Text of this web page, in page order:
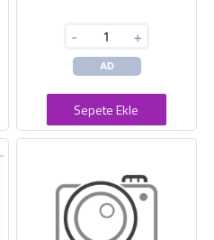
- +
AD
Sepete Ekle